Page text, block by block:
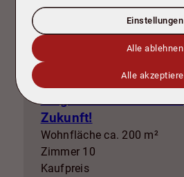
NEU
Zwei Einheiten,
Möglichkeiten – Ihr
Zukunft!
Wohnfläche ca. 200 m²
Zimmer 10
Kaufpreis
Einstellungen
Alle ablehnen
Alle